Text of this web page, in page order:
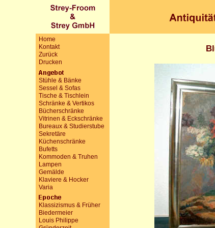
Home
Kontakt
Zurück
Drucken
Stühle & Bänke
Sessel & Sofas
Tische & Tischlein
Schränke & Vertikos
Bücherschränke
Vitrinen & Eckschränke
Bureaux & Studierstube
Sekretäre
Küchenschränke
Bufetts
Kommoden & Truhen
Lampen
Gemälde
Klaviere & Hocker
Varia
Klassizismus & Früher
Biedermeier
Louis Philippe